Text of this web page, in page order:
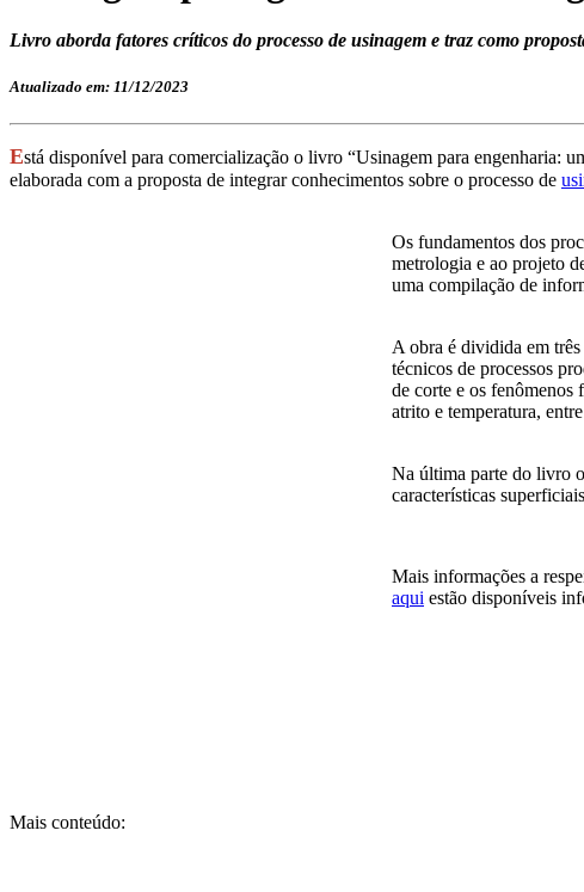
Livro aborda fatores críticos do processo de usinagem e traz como
Atualizado em: 11/12/2023
Está disponível para comercialização o livro “Usinagem para engenharia:
elaborada com a proposta de integrar conhecimentos sobre o processo de
Os fundamentos dos
metrologia e ao projeto
uma compilação de
A obra é dividida em três
técnicos de processos
de corte e os fenômenos
atrito e temperatura,
Na última parte do livro
características
Mais informações a
aqui estão disponíveis
Mais conteúdo: